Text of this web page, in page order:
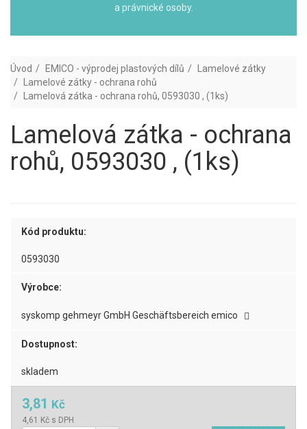
a právnické osoby.
Úvod EMICO - výprodej plastových dílů
Lamelové zátky
Lamelové zátky - ochrana rohů
Lamelová zátka - ochrana rohů, 0593030 , (1ks)
Lamelová zátka - ochrana
rohů, 0593030 , (1ks)
Kód produktu:
0593030
Výrobce:
syskomp gehmeyr GmbH Geschäftsbereich emico
Dostupnost:
skladem
3,81 Kč
4,61 Kč s DPH